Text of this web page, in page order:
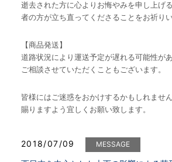
逝去された方に心よりお悔やみを申し上げ
者の方が立ち直ってくださることをお祈りい
【商品発送】
道路状況により運送予定が遅れる可能性が
ご相談させていただくこともございます。
皆様にはご迷惑をおかけするかもしれませ
賜りますよう宜しくお願い致します。
2018/07/09 MESSAGE